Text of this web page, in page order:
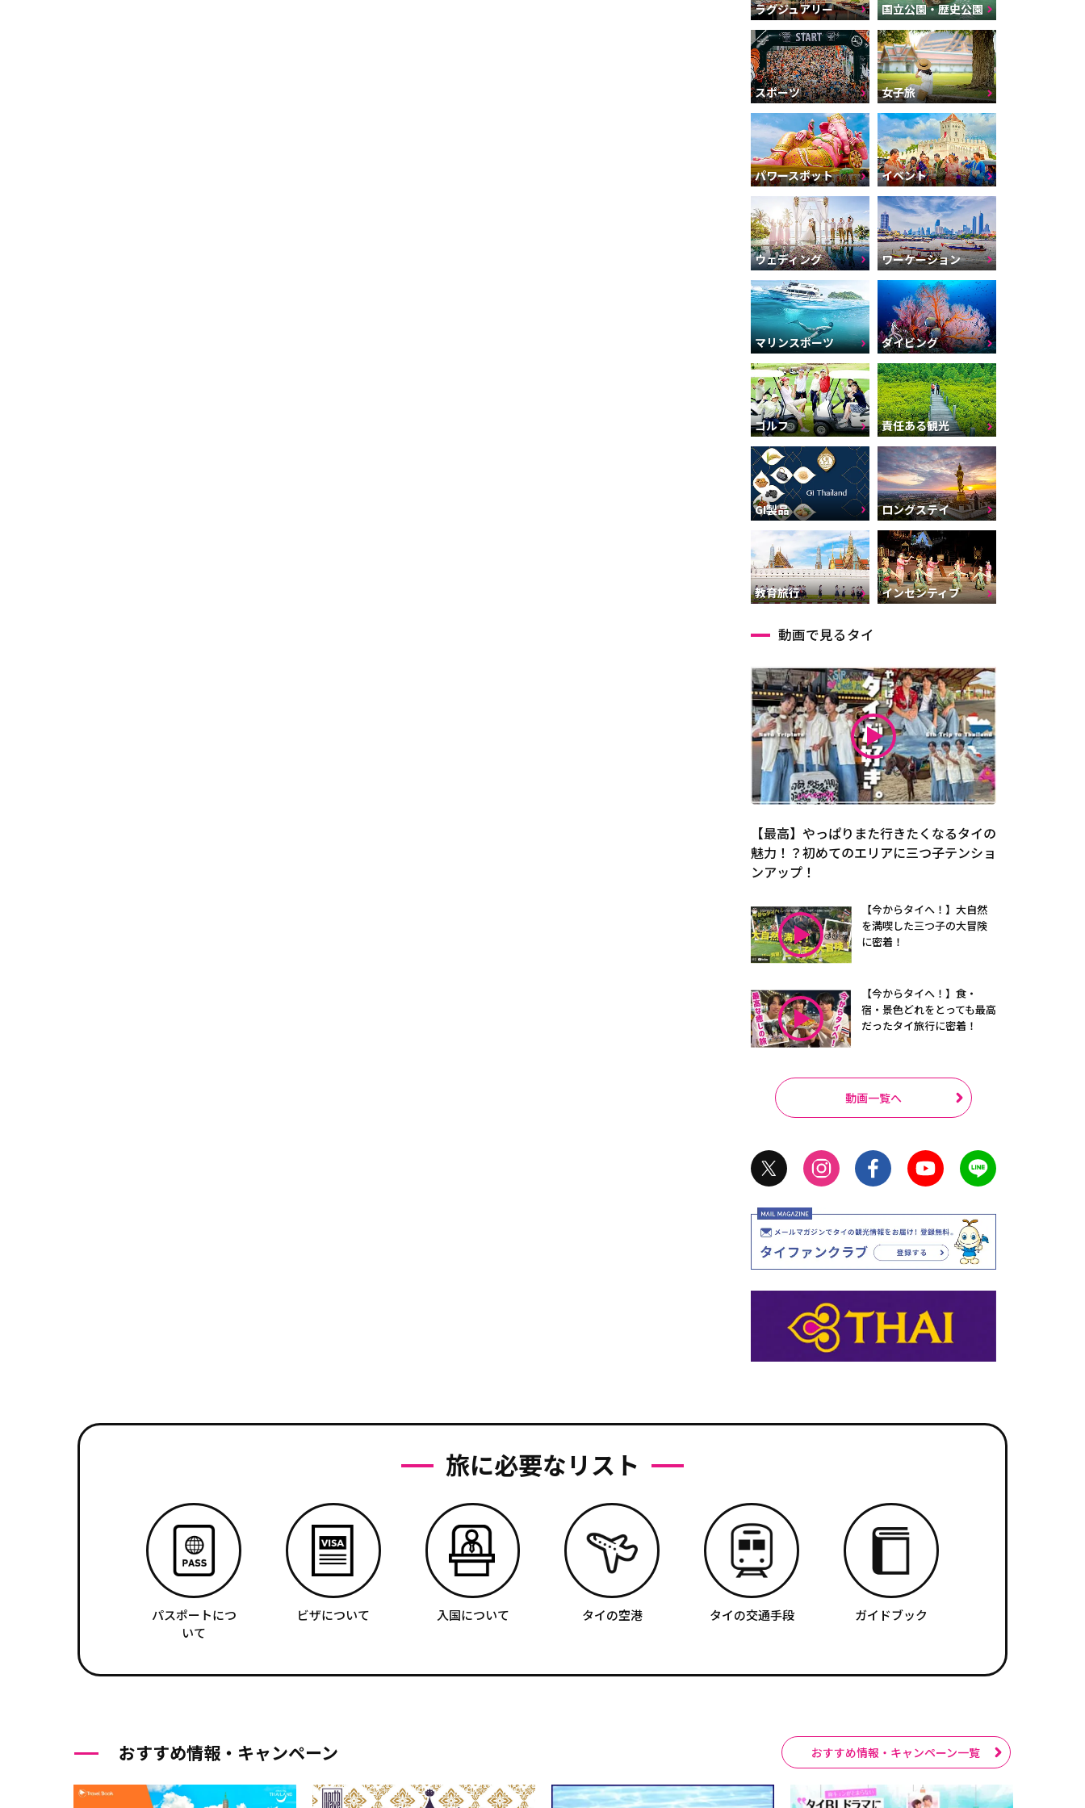
ラグジュアリー 国立公園・歴史公園
スポーツ 女子旅
パワースポット イベント
ウェディング ワーケーション
マリンスポーツ ダイビング
ゴルフ 責任ある観光
GI製品 ロングステイ
教育旅行 インセンティブ
動画で見るタイ
【最高】やっぱりまた行きたくなるタイの
魅力！？初めてのエリアに三つ子テンショ
ンアップ！
【今からタイへ！】大自然
を満喫した三つ子の大冒険
に密着！
【今からタイへ！】食・
宿・景色どれをとっても最高
だったタイ旅行に密着！
動画一覧へ
旅に必要なリスト
パスポートにつ
いて
ビザについて 入国について タイの空港 タイの交通手段 ガイドブック
おすすめ情報・キャンペーン おすすめ情報・キャンペーン一覧